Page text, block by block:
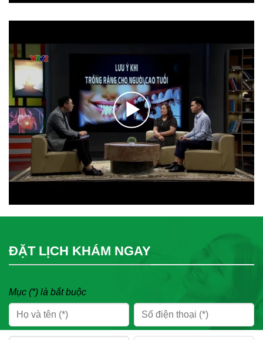
ĐẶT LỊCH KHÁM NGAY
Mục (*) là bắt buộc